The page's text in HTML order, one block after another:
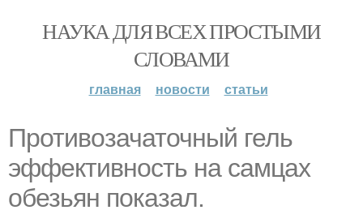
НАУКА ДЛЯ ВСЕХ ПРОСТЫМИ
СЛОВАМИ
главная новости статьи
Противозачаточный гель
эффективность на самцах
обезьян показал.